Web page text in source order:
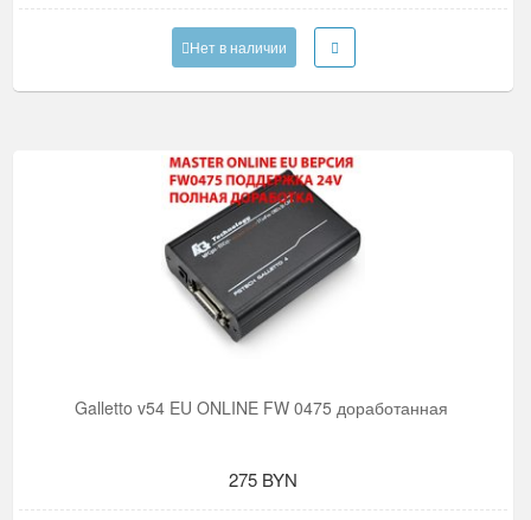
Нет в наличии
Galletto v54 EU ONLINE FW 0475 доработанная
275 BYN